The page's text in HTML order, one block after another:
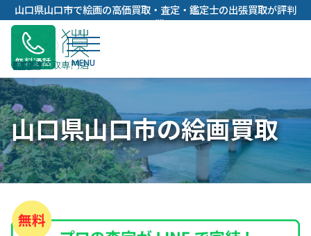
内
容
キ
山口県山口市で絵画の高価買取・査定・鑑定士の出張買取が評判
の獏
無料通話
山口県山口市の絵画買取